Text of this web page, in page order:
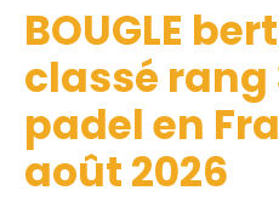
BOUGLE
classé rang
padel en
août 2026